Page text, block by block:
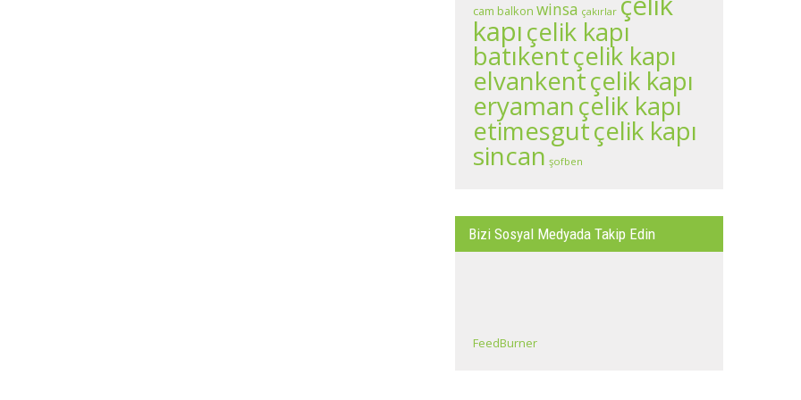
cam balkon winsa çakırlar
kapıçelik kapı
batıkentçelik kapı
elvankentçelik kapı
eryamançelik kapı
etimesgutçelik kapı
sincan şofben
Bizi Sosyal Medyada Takip Edin
FeedBurner